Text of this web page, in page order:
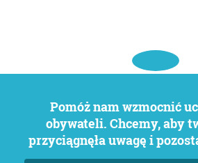
Pomóż nam wzmocnić uczestnictwo
obywateli. Chcemy, aby
przyciągnęła uwagę i